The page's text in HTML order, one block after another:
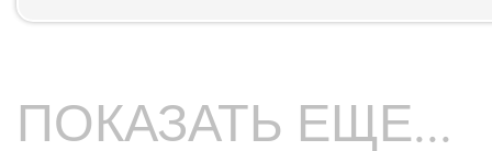
ПОКАЗАТЬ ЕЩЕ...